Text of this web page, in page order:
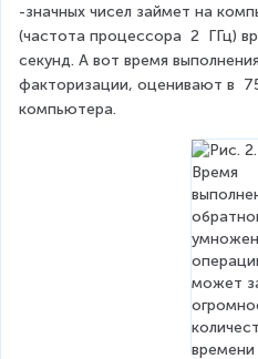
d
o
s
=
5
d
o
t
3
\
-значных чисел займет на
(частота процессора 2 ГГц)
секунд. А вот время
факторизации, оценивают в
компьютера.